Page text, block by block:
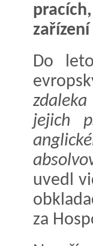
Do
jejich
uvedl
za